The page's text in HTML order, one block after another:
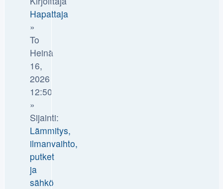
Hapattaja
»
To
Heinä
16,
2026
12:50
»
Sijainti:
Lämmitys,
ilmanvaihto,
putket
ja
sähkö